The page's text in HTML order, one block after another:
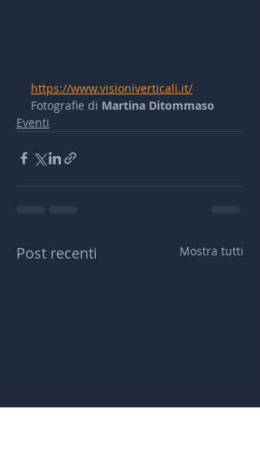
https://www.visioniverticali.it/
Fotografie di Martina Ditommaso
Eventi
Post recenti Mostra tutti